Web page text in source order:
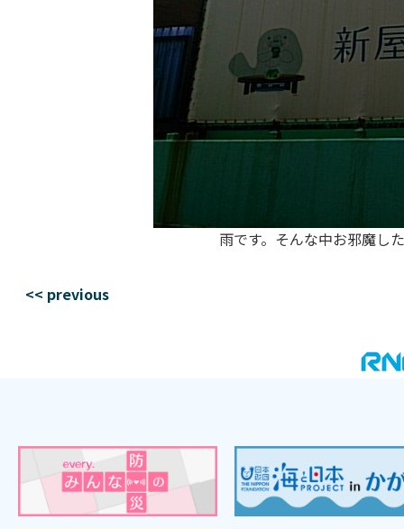
雨です。そんな中お邪魔し
<< previous